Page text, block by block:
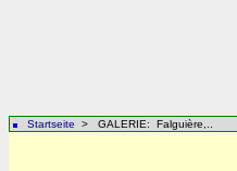
Startseite > GALERIE: Falguière,..